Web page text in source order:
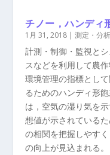
チノー，ハンディ
1月 31, 2018 |測定・分析
計測・制御・監視と
スなどを利用して農
環境管理の指標とし
るためのハンディ形
は，空気の湿り気を
想値が示されている
の相関を把握しやす
の向上が見込まれる。